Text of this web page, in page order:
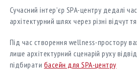
Сучасний інтер’єр SPA-центру дедалі
архітектурний шлях через різні
Під час створення wellness-простору
лише архітектурний сценарій руху
підбирати басейн для SPA-центру